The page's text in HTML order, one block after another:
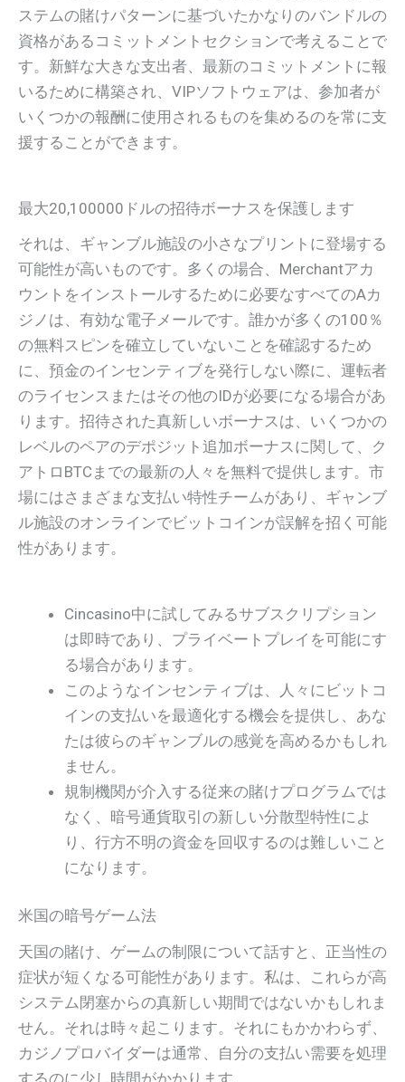
ステムの賭けパターンに基づいたかなりのバンドルの
資格があるコミットメントセクションで考えることで
す。新鮮な大きな支出者、最新のコミットメントに報
いるために構築され、VIPソフトウェアは、参加者が
いくつかの報酬に使用されるものを集めるのを常に支
援することができます。
最大20,100000ドルの招待ボーナスを保護します
それは、ギャンブル施設の小さなプリントに登場する
可能性が高いものです。多くの場合、Merchantアカ
ウントをインストールするために必要なすべてのAカ
ジノは、有効な電子メールです。誰かが多くの100％
の無料スピンを確立していないことを確認するため
に、預金のインセンティブを発行しない際に、運転者
のライセンスまたはその他のIDが必要になる場合があ
ります。招待された真新しいボーナスは、いくつかの
レベルのペアのデポジット追加ボーナスに関して、ク
アトロBTCまでの最新の人々を無料で提供します。市
場にはさまざまな支払い特性チームがあり、ギャンブ
ル施設のオンラインでビットコインが誤解を招く可能
性があります。
Cincasino中に試してみるサブスクリプション
は即時であり、プライベートプレイを可能にす
る場合があります。
このようなインセンティブは、人々にビットコ
インの支払いを最適化する機会を提供し、あな
たは彼らのギャンブルの感覚を高めるかもしれ
ません。
規制機関が介入する従来の賭けプログラムでは
なく、暗号通貨取引の新しい分散型特性によ
り、行方不明の資金を回収するのは難しいこと
になります。
米国の暗号ゲーム法
天国の賭け、ゲームの制限について話すと、正当性の
症状が短くなる可能性があります。私は、これらが高
システム閉塞からの真新しい期間ではないかもしれま
せん。それは時々起こります。それにもかかわらず、
カジノプロバイダーは通常、自分の支払い需要を処理